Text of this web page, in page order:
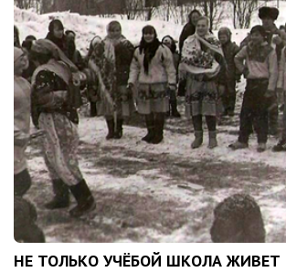
НЕ ТОЛЬКО УЧЁБОЙ ШКОЛА ЖИВЕТ